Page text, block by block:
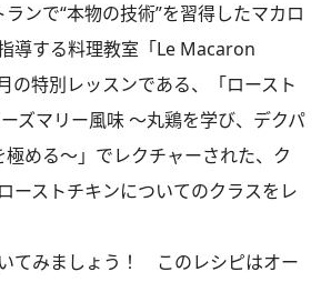
ンで“本物の技術”を習得したマカロ
導する料理教室「Le Macaron
の特別レッスンである、「ロースト
ズマリー風味 ～丸鶏を学び、デクパ
める～」でレクチャーされた、ク
ーストチキンについてのクラスをレ
てみましょう！ このレシピはオー